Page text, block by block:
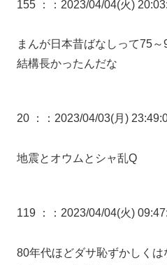
155 ： ：2023/04/04(火)
まんが日本昔ばなしって75～
結構長かったんだな
20 ： ：2023/04/03(月)
地震とオウムとシャ乱Q
119 ： ：2023/04/04(火)
80年代ほどダサ恥ずかしく